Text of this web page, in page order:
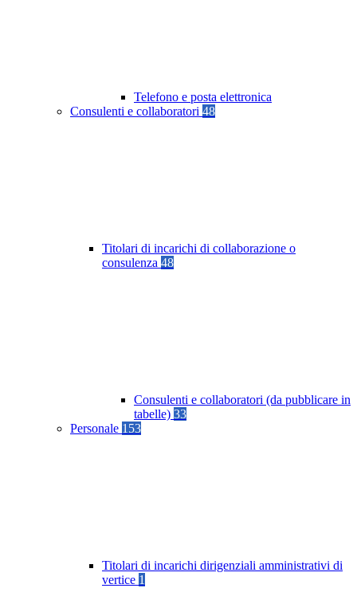
Telefono e posta elettronica
Consulenti e collaboratori 48
Titolari di incarichi di collaborazione o
consulenza 48
Consulenti e collaboratori (da pubblicare in
tabelle) 33
Personale 153
Titolari di incarichi dirigenziali amministrativi di
vertice 1